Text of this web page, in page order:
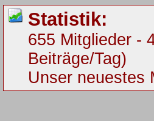
Statistik:
655 Mitglieder -
Beiträge/Tag)
Unser neuestes